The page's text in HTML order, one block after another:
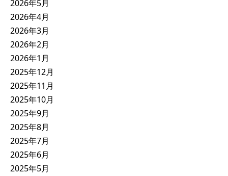
2026年5月
2026年4月
2026年3月
2026年2月
2026年1月
2025年12月
2025年11月
2025年10月
2025年9月
2025年8月
2025年7月
2025年6月
2025年5月